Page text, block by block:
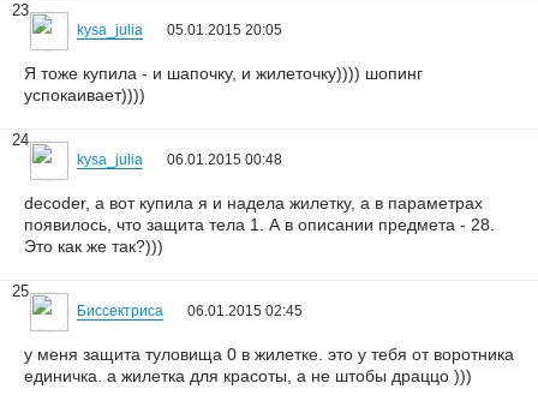
23
kysa_julia 05.01.2015 20:05
Я тоже купила - и шапочку, и жилеточку)))) шопинг
успокаивает))))
24
kysa_julia 06.01.2015 00:48
decoder, а вот купила я и надела жилетку, а в параметрах
появилось, что защита тела 1. А в описании предмета - 28.
Это как же так?)))
25
Биссектриса 06.01.2015 02:45
у меня защита туловища 0 в жилетке. это у тебя от воротника
единичка. а жилетка для красоты, а не штобы драццо )))